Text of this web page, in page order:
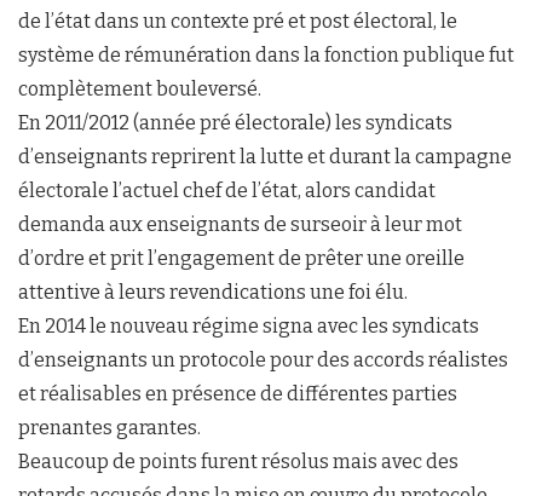
de l’état dans un contexte pré et post électoral, le
système de rémunération dans la fonction publique fut
complètement bouleversé.
En 2011/2012 (année pré électorale) les syndicats
d’enseignants reprirent la lutte et durant la campagne
électorale l’actuel chef de l’état, alors candidat
demanda aux enseignants de surseoir à leur mot
d’ordre et prit l’engagement de prêter une oreille
attentive à leurs revendications une foi élu.
En 2014 le nouveau régime signa avec les syndicats
d’enseignants un protocole pour des accords réalistes
et réalisables en présence de différentes parties
prenantes garantes.
Beaucoup de points furent résolus mais avec des